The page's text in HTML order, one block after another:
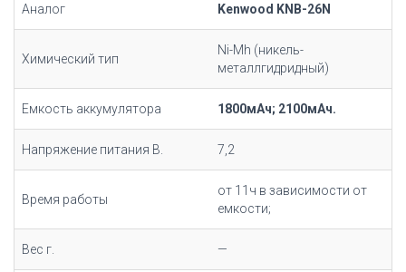
Аналог Kenwood KNB-26N
Химический тип
Ni-Mh (никель-
металлгидридный)
Емкость аккумулятора 1800мАч; 2100мАч.
Напряжение питания В. 7,2
Время работы
от 11ч в зависимости от
емкости;
Вес г. —